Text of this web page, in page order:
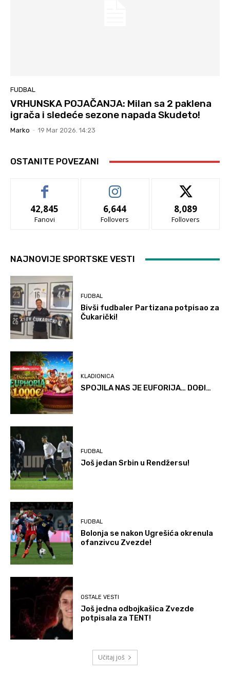
FUDBAL
VRHUNSKA POJAČANJA: Milan sa 2 paklena
igrača i sledeće sezone napada Skudeto!
Marko - 19 Mar 2026. 14:23
OSTANITE POVEZANI
42,845
Fanovi
6,644
Follovers
8,089
Follovers
NAJNOVIJE SPORTSKE VESTI
FUDBAL
Bivši fudbaler Partizana potpisao za
Čukarički!
KLADIONICA
SPOJILA NAS JE EUFORIJA… DOĐI…
FUDBAL
Još jedan Srbin u Rendžersu!
FUDBAL
Bolonja se nakon Ugrešića okrenula
ofanzivcu Zvezde!
OSTALE VESTI
Još jedna odbojkašica Zvezde
potpisala za TENT!
Učitaj još